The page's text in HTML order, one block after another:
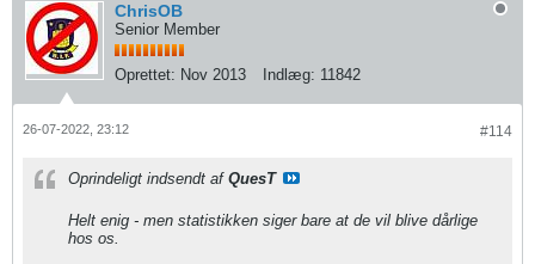
ChrisOB
Senior Member
Oprettet: Nov 2013 Indlæg: 11842
#114
26-07-2022, 23:12
Oprindeligt indsendt af QuesT
Helt enig - men statistikken siger bare at de vil blive dårlige
hos os.